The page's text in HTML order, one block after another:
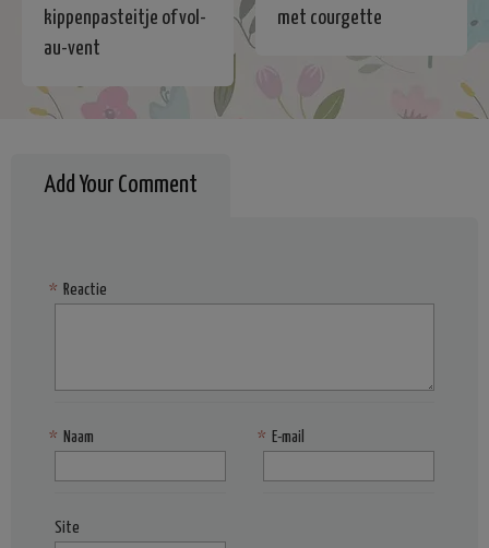
kippenpasteitje of vol-
au-vent
met courgette
Add Your Comment
Reactie
*
Naam
* E-mail
*
Site